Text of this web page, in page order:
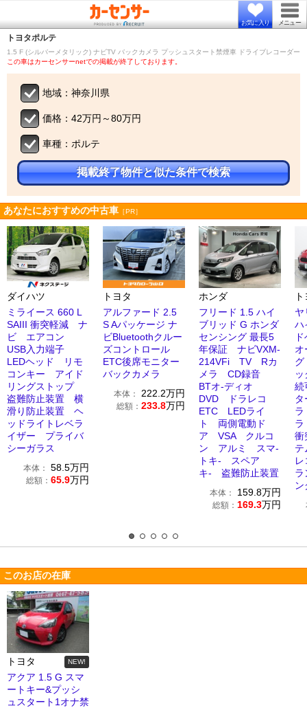
お気に入り メニュー
トヨタポルテ
1.5 F (シルバーメタリック) ナビTV バックカメラ プッシュスタート禁煙車 ドライブレコーダー
この車はカーセンサーnetでの掲載が終了しております。
地域：神奈川県
価格：42万円～80万円
車種：ポルテ
掲載終了物件と似た条件で検索
あなたにおすすめの中古車 ［PR］
ダイハツ
ミライース 660 L
SAIII 衝突軽減 ナ
ビ エアコン
USB入力端子
LEDヘッド リモ
コンキー アイド
リングストップ
盗難防止装置 横
滑り防止装置 ヘ
ッドライトレベラ
イザー プライバ
シーガラス
本体： 58.5万円
総額： 65.9万円
トヨタ
アルファード 2.5
S Aパッケージ ナ
ビBluetoothクルー
ズコントロール
ETC後席モニター
バックカメラ
本体： 222.2万円
総額： 233.8万円
ホンダ
フリード 1.5 ハイ
ブリッド G ホンダ
センシング 最長5
年保証 ナビVXM-
214VFi TV Rカ
メラ CD録音
BTオ-ディオ
DVD ドラレコ
ETC LEDライ
ト 両側電動ド
ア VSA クルコ
ン アルミ スマ-
トキ- スペア
キ- 盗難防止装置
本体： 159.8万円
総額： 169.3万円
ヤ
ハ
続
衝
このお店の在庫
トヨタ NEW!
アクア 1.5 G スマ
ートキー&プッシ
ュスタート1オナ禁